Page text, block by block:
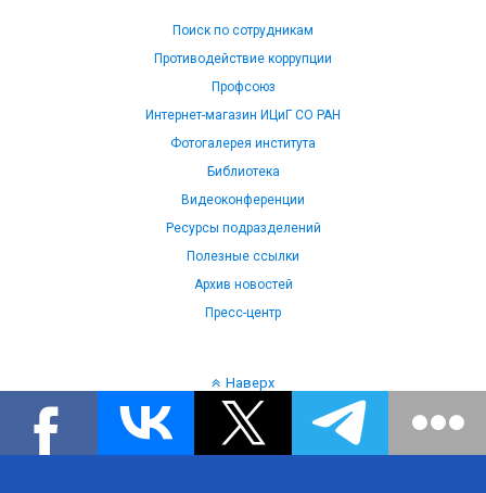
Поиск по сотрудникам
Противодействие коррупции
Профсоюз
Интернет-магазин ИЦиГ СО РАН
Фотогалерея института
Библиотека
Видеоконференции
Ресурсы подразделений
Полезные ссылки
Архив новостей
Пресс-центр
Наверх